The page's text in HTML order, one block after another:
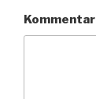
Kommentar